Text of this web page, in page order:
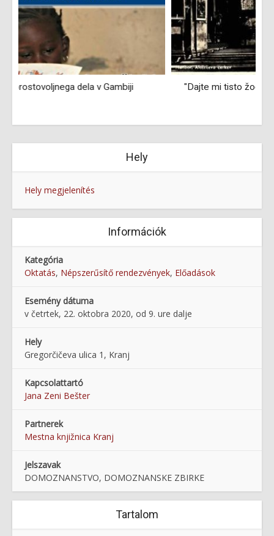
"Dajte mi tisto žogo!" - sprehod Iz knjižnice v mesto
Hely
Hely megjelenítés
Információk
Kategória
Oktatás, Népszerűsítő rendezvények, Előadások
Esemény dátuma
v četrtek, 22. oktobra 2020, od 9. ure dalje
Hely
Gregorčičeva ulica 1, Kranj
Kapcsolattartó
Jana Zeni Bešter
Partnerek
Mestna knjižnica Kranj
Jelszavak
DOMOZNANSTVO, DOMOZNANSKE ZBIRKE
Tartalom